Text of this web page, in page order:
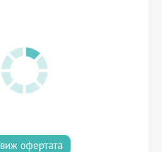
виж офертата